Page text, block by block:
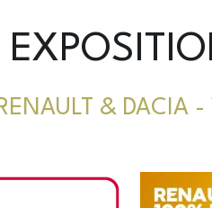
& DACIA